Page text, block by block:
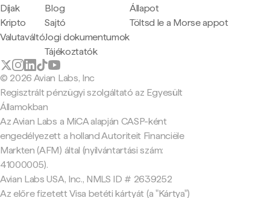
Díjak
Kripto
Valutaváltó
Blog
Sajtó
Jogi dokumentumok
Tájékoztatók
Állapot
Töltsd le a Morse appot
© 2026 Avian Labs, Inc
Regisztrált pénzügyi szolgáltató az Egyesült
Államokban
Az Avian Labs a MiCA alapján CASP-ként
engedélyezett a holland Autoriteit Financiële
Markten (AFM) által (nyilvántartási szám:
41000005).
Avian Labs USA, Inc., NMLS ID # 2639252
Az előre fizetett Visa betéti kártyát (a "Kártya")